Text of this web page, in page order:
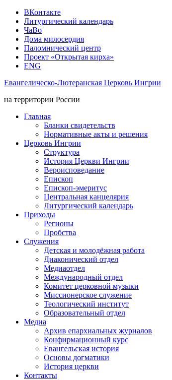
ВКонтакте
Литургический календарь
ЧаВо
Дома милосердия
Паломнический центр
Проект «Открытая кирха»
ENG
Евангелическо-Лютеранская Церковь Ингрии
на территории России
Главная
Бланки свидетельств
Нормативные акты и решения
Церковь Ингрии
Структура
История Церкви Ингрии
Вероисповедание
Епископ
Епископ-эмеритус
Центральная канцелярия
Литургический календарь
Приходы
Регионы
Пробства
Служения
Детская и молодёжная работа
Диаконический отдел
Медиаотдел
Международный отдел
Комитет церковной музыки
Миссионерское служение
Теологический институт
Образовательный отдел
Медиа
Архив епархиальных журналов
Конфирмационный курс
Евангельская история
Основы догматики
История церкви
Контакты